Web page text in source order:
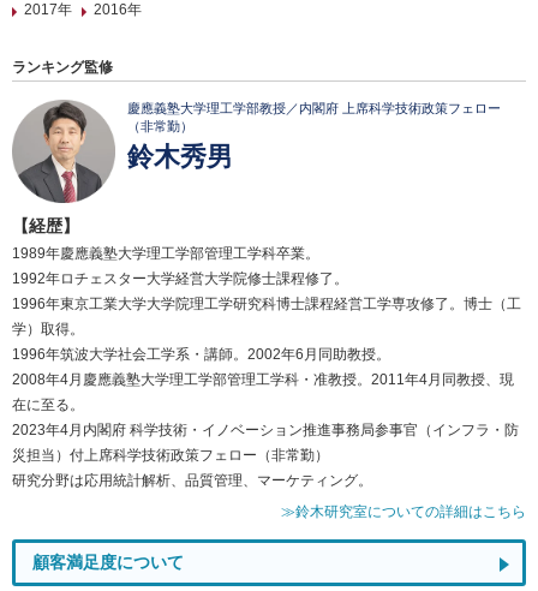
2017年
2016年
ランキング監修
慶應義塾大学理工学部教授／内閣府 上席科学技術政策フェロー
（非常勤）
鈴木秀男
【経歴】
1989年慶應義塾大学理工学部管理工学科卒業。
1992年ロチェスター大学経営大学院修士課程修了。
1996年東京工業大学大学院理工学研究科博士課程経営工学専攻修了。博士（工
学）取得。
1996年筑波大学社会工学系・講師。2002年6月同助教授。
2008年4月慶應義塾大学理工学部管理工学科・准教授。2011年4月同教授、現
在に至る。
2023年4月内閣府 科学技術・イノベーション推進事務局参事官（インフラ・防
災担当）付上席科学技術政策フェロー（非常勤）
研究分野は応用統計解析、品質管理、マーケティング。
≫鈴木研究室についての詳細はこちら
顧客満足度について